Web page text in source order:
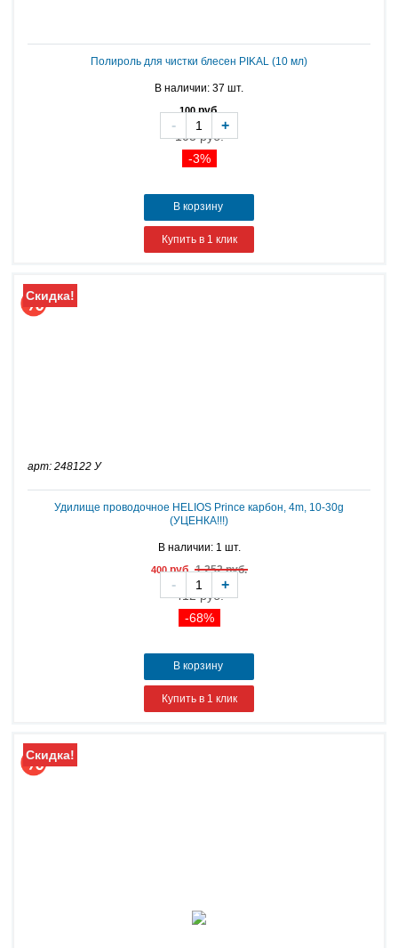
Полироль для чистки блесен PIKAL (10 мл)
В наличии: 37 шт.
100руб.
103 руб.
-3%
- +
В корзину
Купить в 1 клик
Скидка!
арт: 248122 У
Удилище проводочное HELIOS Prince карбон, 4m, 10-30g
(УЦЕНКА!!!)
В наличии: 1 шт.
400руб.1 252 руб.
412 руб.
-68%
- +
В корзину
Купить в 1 клик
Скидка!